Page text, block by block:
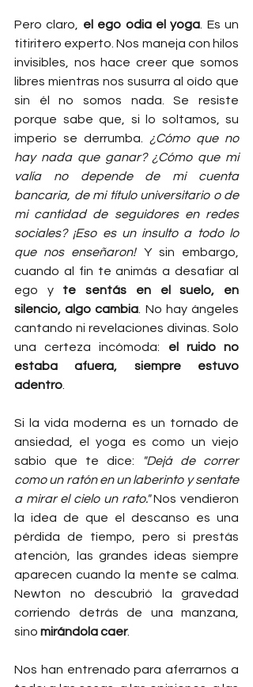
Pero claro, el ego odia el yoga . Es un
titiritero experto. Nos maneja con hilos
invisibles, nos hace creer que somos
libres mientras nos susurra al oído que
sin él no somos nada. Se resiste
porque sabe que, si lo soltamos, su
imperio se derrumba. ¿Cómo que no
hay nada que ganar? ¿Cómo que mi
valía no depende de mi cuenta
bancaria, de mi título universitario o de
mi cantidad de seguidores en redes
sociales? ¡Eso es un insulto a todo lo
que nos enseñaron! Y sin embargo,
cuando al fin te animás a desafiar al
ego y te sentás en el suelo, en
silencio, algo cambia . No hay ángeles
cantando ni revelaciones divinas. Solo
una certeza incómoda: el ruido no
estaba afuera, siempre estuvo
adentro
Si la vida moderna es un tornado de
ansiedad, el yoga es como un viejo
sabio que te dice:
"Dejá de correr
como un ratón en un laberinto y sentate
a mirar el cielo un rato." Nos vendieron
la idea de que el descanso es una
pérdida de tiempo, pero si prestás
atención, las grandes ideas siempre
aparecen cuando la mente se calma.
Newton no descubrió la gravedad
corriendo detrás de una manzana,
sino mirándola caer.
Nos han entrenado para aferrarnos a